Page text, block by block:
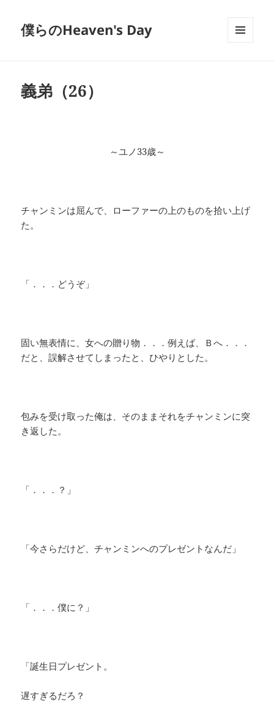
僕らのHeaven's Day
義弟（26）
～ユノ33歳～
チャンミンは屈んで、ローファーの上のものを拾い上げ
た。
「．．．どうぞ」
固い無表情に、女への贈り物．．．例えば、Ｂへ．．．
だと、誤解させてしまったと、ひやりとした。
包みを受け取った俺は、そのままそれをチャンミンに突
き返した。
「．．．？」
「今さらだけど、チャンミンへのプレゼントなんだ」
「．．．僕に？」
「誕生日プレゼント。
遅すぎるだろ？